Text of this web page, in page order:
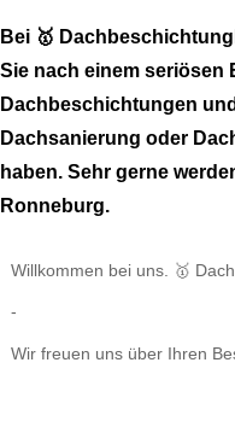
Bei 🥇
Sie nach einem seriösen
Dachbeschichtungen
Dachsanierung oder
haben. Sehr gerne
Ronneburg.
Willkommen bei uns. 🥇
-
Wir freuen uns über Ihren